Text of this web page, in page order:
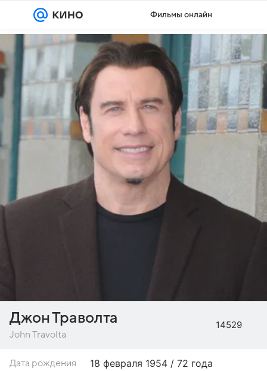
Фильмы онлайн
Джон Траволта
John Travolta
14529
Дата рождения 18 февраля 1954 / 72 года